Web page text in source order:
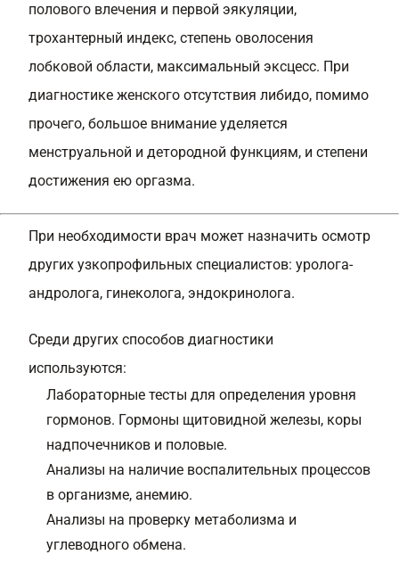
полового влечения и первой эякуляции,
трохантерный индекс, степень оволосения
лобковой области, максимальный эксцесс. При
диагностике женского отсутствия либидо, помимо
прочего, большое внимание уделяется
менструальной и детородной функциям, и степени
достижения ею оргазма.
При необходимости врач может назначить осмотр
других узкопрофильных специалистов: уролога-
андролога, гинеколога, эндокринолога.
Среди других способов диагностики
используются:
Лабораторные тесты для определения уровня
гормонов. Гормоны щитовидной железы, коры
надпочечников и половые.
Анализы на наличие воспалительных процессов
в организме, анемию.
Анализы на проверку метаболизма и
углеводного обмена.